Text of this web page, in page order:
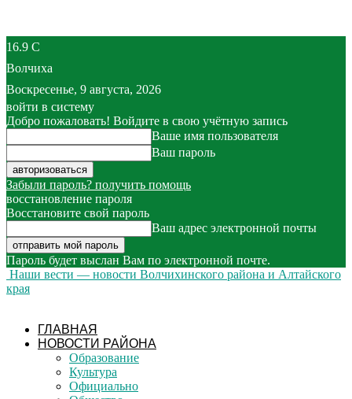
16.9 C
Волчиха
Воскресенье, 9 августа, 2026
войти в систему
Добро пожаловать! Войдите в свою учётную запись
Ваше имя пользователя
Ваш пароль
Забыли пароль? получить помощь
восстановление пароля
Восстановите свой пароль
Ваш адрес электронной почты
Пароль будет выслан Вам по электронной почте.
Наши вести — новости Волчихинского района и Алтайского
края
ГЛАВНАЯ
НОВОСТИ РАЙОНА
Образование
Культура
Официально